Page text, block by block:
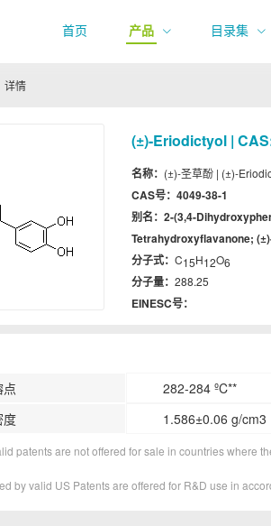
首页 产品 目录集
详情
(±)-Eriodictyol |
名称： (±)-圣草酚 | (±)-
CAS号： 4049-38-1
别名： 2-(3,4-
Tetrahydroxyflavanone;
分子式： C15H12O6
分子量： 288.25
EINESC号：
点
282-284 ºC**
度
1.586±0.06 g/cm3
patents are not offered for sale in countries where
by valid US Patents are offered for R&D use in